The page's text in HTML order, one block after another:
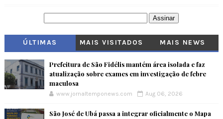
ÚLTIMAS MAIS VISITADOS MAIS NEWS
Prefeitura de São Fidélis mantém área isolada e faz
atualização sobre exames em investigação de febre
maculosa
www.jornaltemponews.com Aug 06, 2026
São José de Ubá passa a integrar oficialmente o Mapa